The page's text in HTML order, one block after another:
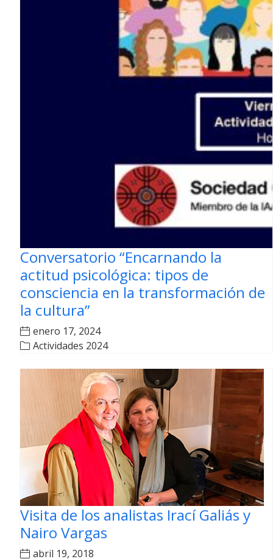
Conversatorio “Encarnando la
actitud psicológica: tipos de
consciencia en la transformación de
la cultura”
enero 17, 2024
Actividades 2024
Visita de los analistas Irací Galiás y
Nairo Vargas
abril 19, 2018